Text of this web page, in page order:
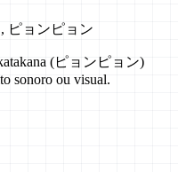
, ピョンピョン
(ピョンピョン)
sonoro ou visual.